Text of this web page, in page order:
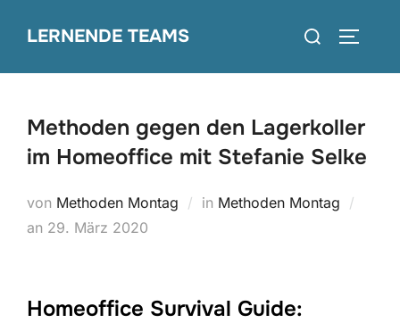
InhaltLERNENDE TEAMS
Suchen
Methoden gegen den Lagerkoller
im Homeoffice mit Stefanie Selke
von Methoden Montag in Methoden Montag
an Veröffentlicht
29. März 2020
Homeoffice Survival Guide: